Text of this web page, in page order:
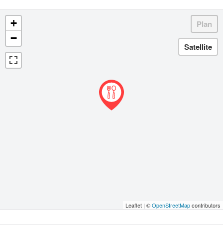
+
−
Leaflet | ©OpenStreetMapcontributors